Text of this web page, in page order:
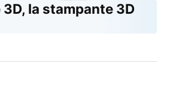
la stampante 3D